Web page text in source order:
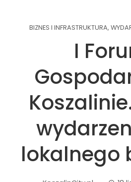
BIZNES I INFRASTRUKTURA,
I
lokalnego